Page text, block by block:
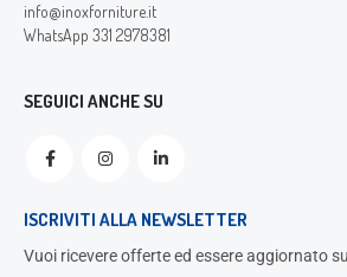
info@inoxforniture.it
WhatsApp 331 2978381
SEGUICI ANCHE SU
ISCRIVITI ALLA NEWSLETTER
Vuoi ricevere offerte ed essere aggiornato